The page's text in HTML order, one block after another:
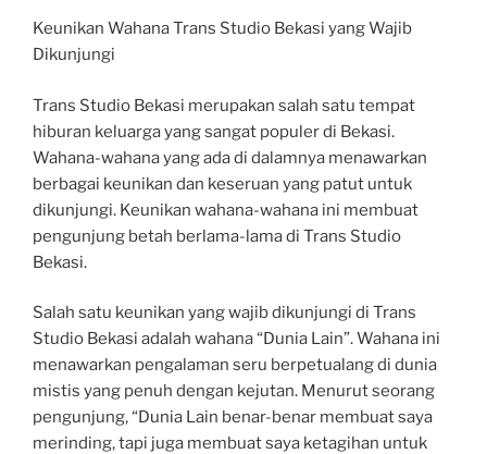
Keunikan Wahana Trans Studio Bekasi yang Wajib
Dikunjungi
Trans Studio Bekasi merupakan salah satu tempat
hiburan keluarga yang sangat populer di Bekasi.
Wahana-wahana yang ada di dalamnya menawarkan
berbagai keunikan dan keseruan yang patut untuk
dikunjungi. Keunikan wahana-wahana ini membuat
pengunjung betah berlama-lama di Trans Studio
Bekasi.
Salah satu keunikan yang wajib dikunjungi di Trans
Studio Bekasi adalah wahana “Dunia Lain”. Wahana ini
menawarkan pengalaman seru berpetualang di dunia
mistis yang penuh dengan kejutan. Menurut seorang
pengunjung, “Dunia Lain benar-benar membuat saya
merinding, tapi juga membuat saya ketagihan untuk